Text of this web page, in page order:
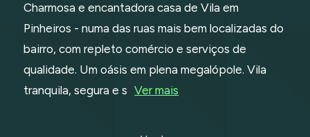
Charmosa e encantadora casa de Vila em
Pinheiros - numa das ruas mais bem localizadas do
bairro, com repleto comércio e serviços de
qualidade. Um oásis em plena megalópole. Vila
tranquila, segura e s Ver mais